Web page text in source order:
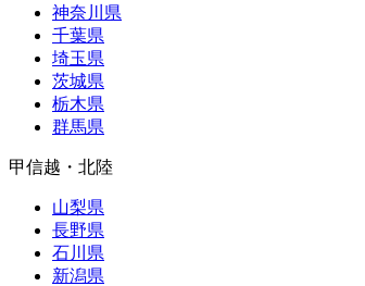
神奈川県
千葉県
埼玉県
茨城県
栃木県
群馬県
甲信越・北陸
山梨県
長野県
石川県
新潟県